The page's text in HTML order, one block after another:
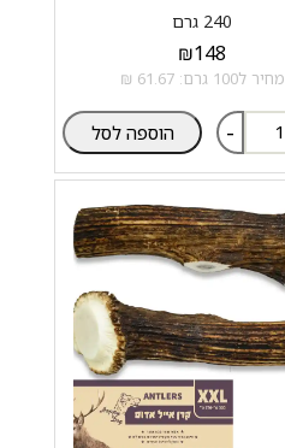
240 גרם
₪148
מחיר ל100 גרם: 61.67 ₪
- הוספה לסל